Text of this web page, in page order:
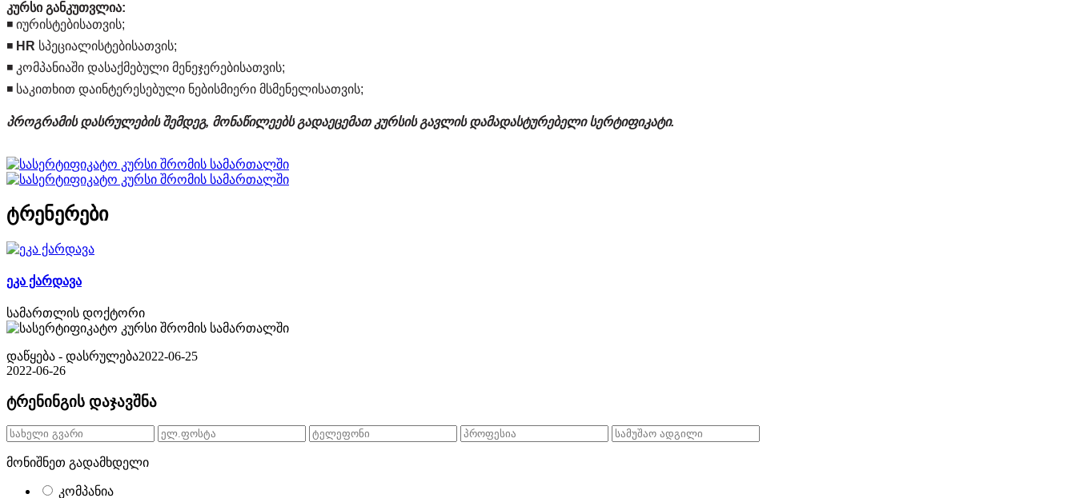
კურსი განკუთვლია:
◾️ იურისტებისათვის;
◾️ HR სპეციალისტებისათვის;
◾️ კომპანიაში დასაქმებული მენეჯერებისათვის;
◾️ საკითხით დაინტერესებული ნებისმიერი მსმენელისათვის;
პროგრამის დასრულების შემდეგ, მონაწილეებს გადაეცემათ კურსის გავლის დამადასტურებელი სერტიფიკატი.
ტრენერები
ეკა ქარდავა
სამართლის დოქტორი
დაწყება - დასრულება2022-06-25
2022-06-26
ტრენინგის დაჯავშნა
მონიშნეთ გადამხდელი
კომპანია